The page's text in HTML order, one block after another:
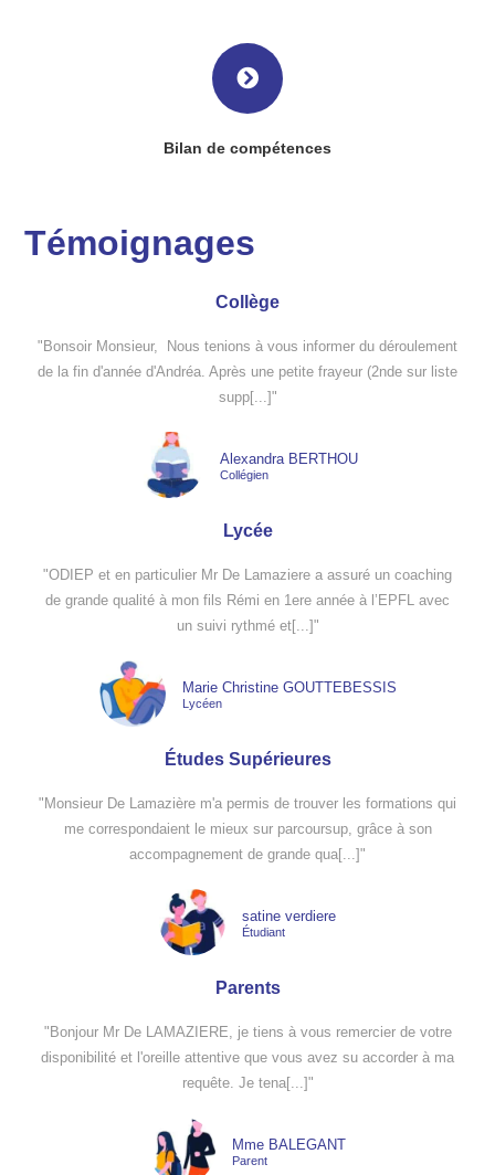
Bilan de compétences
Témoignages
Collège
"‌Bonsoir Monsieur, Nous tenions à vous informer du déroulement
de la fin d'année d'Andréa. Après une petite frayeur (2nde sur liste
supp[...]"
Alexandra BERTHOU
Collégien
Lycée
"ODIEP et en particulier Mr De Lamaziere a assuré un coaching
de grande qualité à mon fils Rémi en 1ere année à l’EPFL avec
un suivi rythmé et[...]"
Marie Christine GOUTTEBESSIS
Lycéen
Études Supérieures
"Monsieur De Lamazière m'a permis de trouver les formations qui
me correspondaient le mieux sur parcoursup, grâce à son
accompagnement de grande qua[...]"
satine verdiere
Étudiant
Parents
"Bonjour Mr De LAMAZIERE, je tiens à vous remercier de votre
disponibilité et l'oreille attentive que vous avez su accorder à ma
requête. Je tena[...]"
Mme BALEGANT
Parent